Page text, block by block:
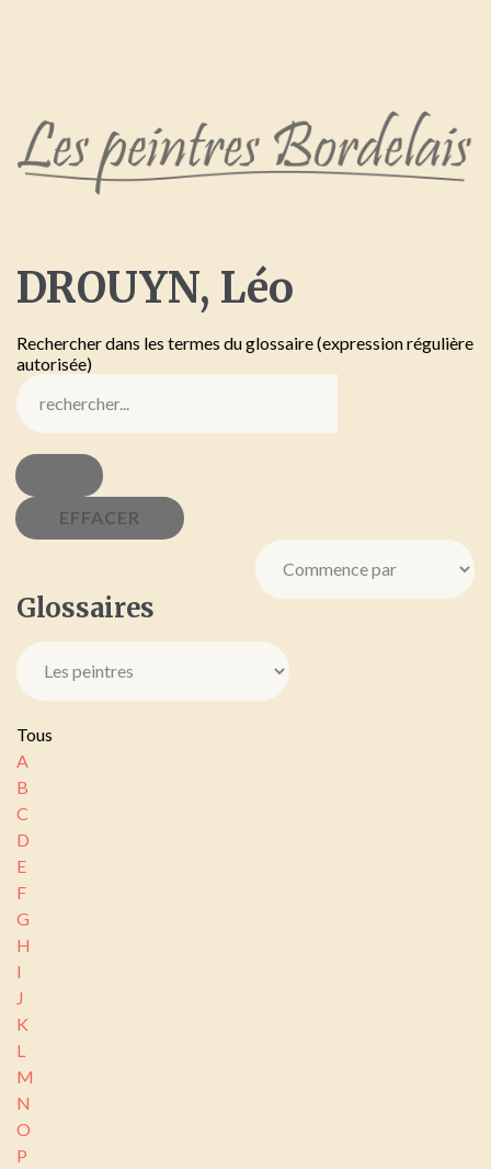
DROUYN, Léo
Rechercher dans les termes du glossaire (expression régulière
autorisée)
Glossaires
Tous
A
B
C
D
E
F
G
H
I
J
K
L
M
N
O
P